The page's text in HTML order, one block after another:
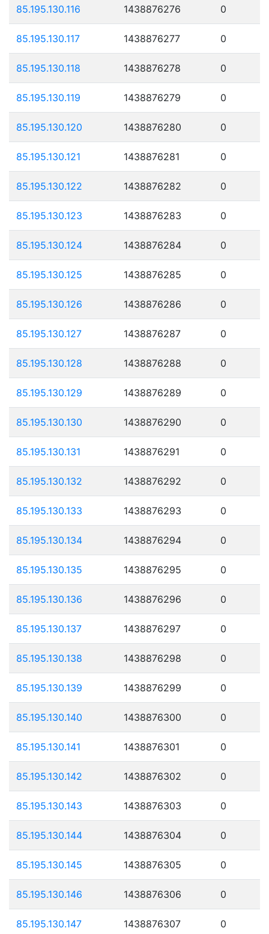
85.195.130.116 1438876276 0
85.195.130.117 1438876277 0
85.195.130.118 1438876278 0
85.195.130.119 1438876279 0
85.195.130.120 1438876280 0
85.195.130.121 1438876281 0
85.195.130.122 1438876282 0
85.195.130.123 1438876283 0
85.195.130.124 1438876284 0
85.195.130.125 1438876285 0
85.195.130.126 1438876286 0
85.195.130.127 1438876287 0
85.195.130.128 1438876288 0
85.195.130.129 1438876289 0
85.195.130.130 1438876290 0
85.195.130.131 1438876291 0
85.195.130.132 1438876292 0
85.195.130.133 1438876293 0
85.195.130.134 1438876294 0
85.195.130.135 1438876295 0
85.195.130.136 1438876296 0
85.195.130.137 1438876297 0
85.195.130.138 1438876298 0
85.195.130.139 1438876299 0
85.195.130.140 1438876300 0
85.195.130.141 1438876301 0
85.195.130.142 1438876302 0
85.195.130.143 1438876303 0
85.195.130.144 1438876304 0
85.195.130.145 1438876305 0
85.195.130.146 1438876306 0
85.195.130.147 1438876307 0